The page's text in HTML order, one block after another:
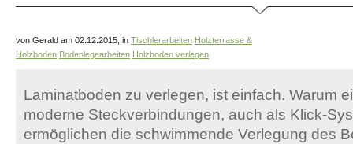
von Gerald am 02.12.2015, in Tischlerarbeiten Holzterrasse &
Holzboden Bodenlegearbeiten Holzboden verlegen
Laminatboden zu verlegen, ist einfach. Warum
moderne Steckverbindungen, auch als Klick-
ermöglichen die schwimmende Verlegung des